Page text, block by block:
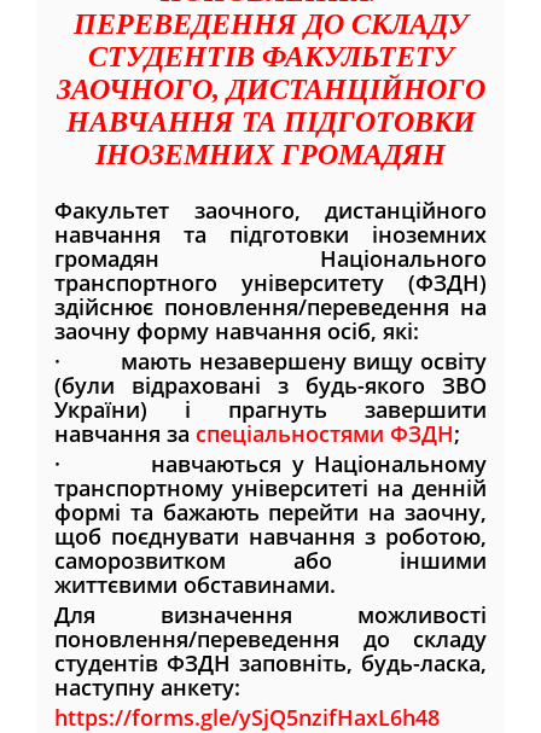
ПЕРЕВЕДЕННЯ ДО СКЛАДУ
СТУДЕНТІВ ФАКУЛЬТЕТУ
ЗАОЧНОГО, ДИСТАНЦІЙНОГО
НАВЧАННЯ ТА ПІДГОТОВКИ
ІНОЗЕМНИХ ГРОМАДЯН
Факультет заочного, дистанційного
навчання та підготовки іноземних
громадян Національного
транспортного університету (ФЗДН)
здійснює поновлення/переведення на
заочну форму навчання осіб, які:
· мають незавершену вищу освіту
(були відраховані з будь-якого ЗВО
України) і прагнуть завершити
навчання за спеціальностями ФЗДН;
· навчаються у Національному
транспортному університеті на денній
формі та бажають перейти на заочну,
щоб поєднувати навчання з роботою,
саморозвитком або іншими
життєвими обставинами.
Для визначення можливості
поновлення/переведення до складу
студентів ФЗДН заповніть, будь-ласка,
наступну анкету:
https://forms.gle/ySjQ5nzifHaxL6h48